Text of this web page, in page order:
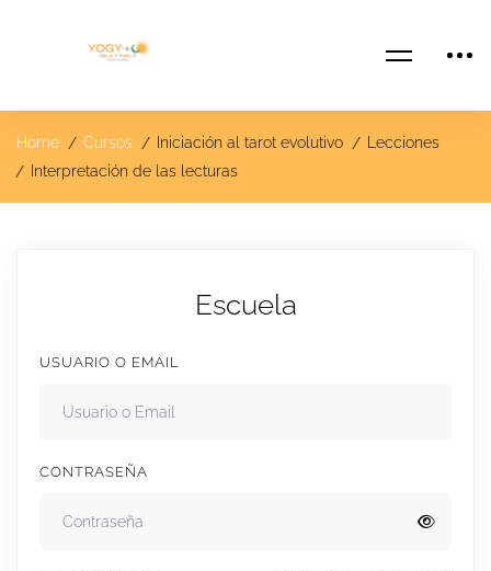
Home Cursos Iniciación al tarot evolutivo
Lecciones
Interpretación de las lecturas
Escuela
USUARIO O EMAIL
CONTRASEÑA